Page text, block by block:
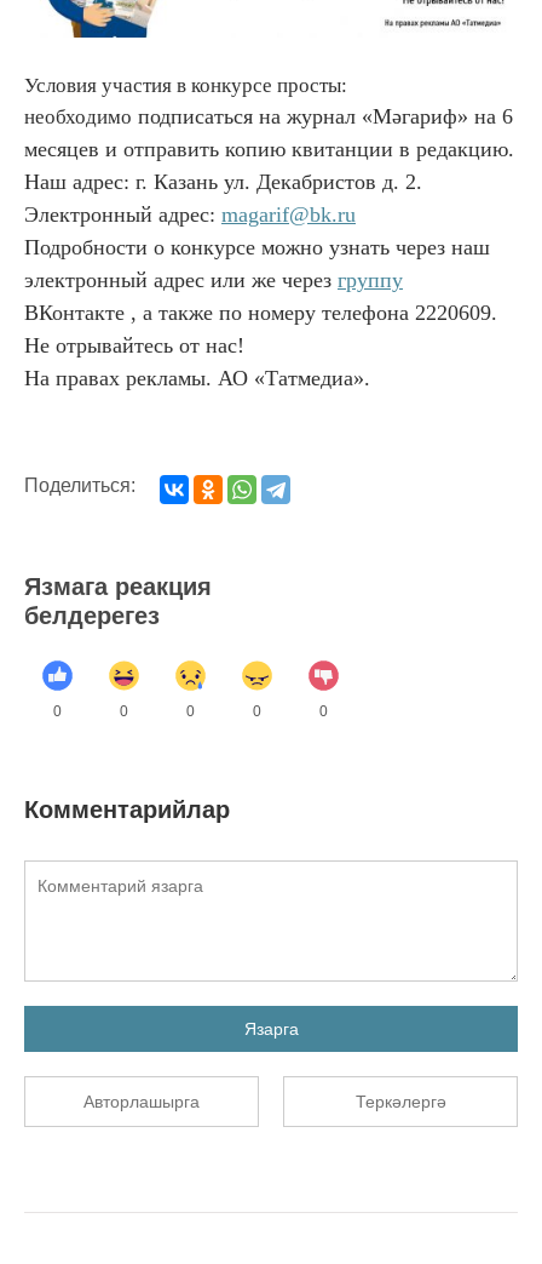
Условия участия в конкурсе просты:
необходимо подписаться на журнал «Мәгариф» на 6
месяцев и отправить копию квитанции в редакцию.
Наш адрес: г. Казань ул. Декабристов д. 2.
Электронный адрес: magarif@bk.ru
Подробности о конкурсе можно узнать через наш
электронный адрес или же через группу
ВКонтакте , а также по номеру телефона 2220609.
Не отрывайтесь от нас!
На правах рекламы. АО «Татмедиа».
Поделиться:
Язмага реакция
белдерегез
0 0 0 0 0
Комментарийлар
Язарга
Авторлашырга Теркәлергә